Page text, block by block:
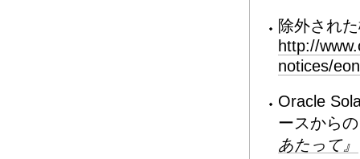
除外され
http://
notices/
Oracle
ースから
あたって』